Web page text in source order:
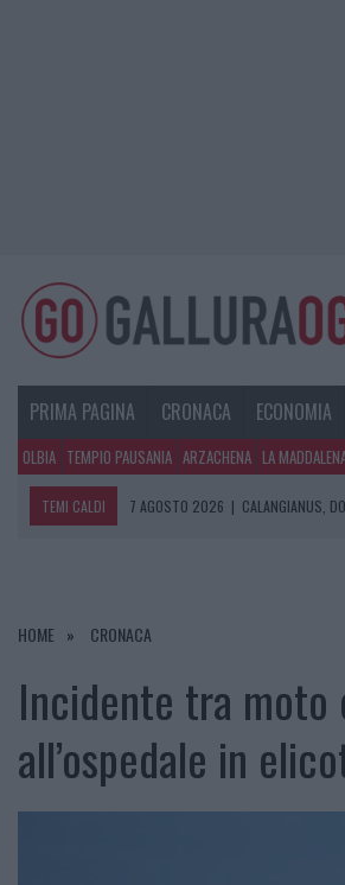
PRIMA PAGINA CRONACA ECONOMIA
OLBIA TEMPIO PAUSANIA ARZACHENA LA
TEMI CALDI 7 AGOSTO 2026 | CALANGIANUS,
7 AGOSTO 2026
|
HOME CRONACA
Incidente tra moto
all’ospedale in